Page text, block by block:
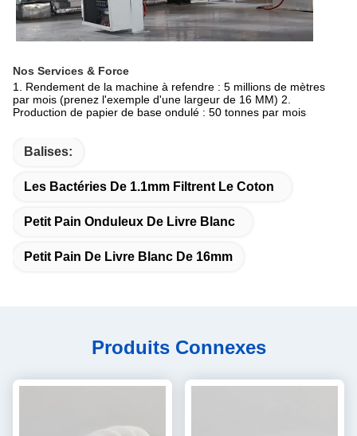
Nos Services & Force
1. Rendement de la machine à refendre : 5 millions de mètres
par mois (prenez l'exemple d'une largeur de 16 MM) 2.
Production de papier de base ondulé : 50 tonnes par mois
Balises:
Les Bactéries De 1.1mm Filtrent Le Coton
Petit Pain Onduleux De Livre Blanc
Petit Pain De Livre Blanc De 16mm
Produits Connexes